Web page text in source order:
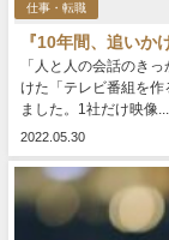
仕事・転職
『10年間、追い
「人と人の会話のき
けた「テレビ番組を
ました。1社だけ映像...
2022.05.30